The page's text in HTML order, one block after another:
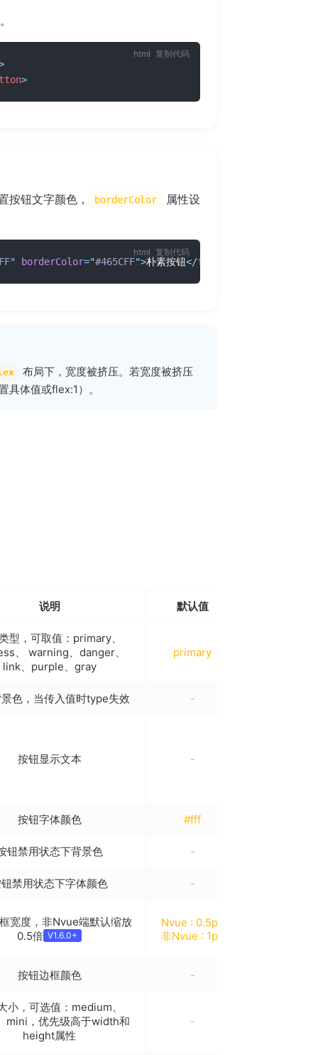
>
复制代码
按钮文字颜色， borderColor 属性设
" borderColor="#465CFF">朴素按钮</fui-button
复制代码
布局下，宽度被挤压。若宽度被挤压
体值或flex:1）。
说明 默认值
型，可取值：primary、
、 warning、danger、
link、purple、gray
primary
色，当传入值时type失效 -
按钮显示文本 -
按钮字体颜色 #fff
钮禁用状态下背景色 -
禁用状态下字体颜色 -
宽度，非Nvue端默认缩放
0.5倍 V1.6.0+
Nvue : 0.5px
非Nvue : 1px
按钮边框颜色 -
小，可选值：medium、
mini，优先级高于width和
height属性
-